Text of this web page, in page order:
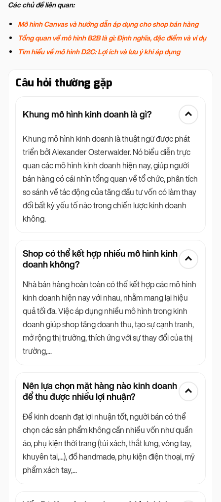
Các chủ đề liên quan:
Mô hình Canvas và hướng dẫn áp dụng cho shop bán hàng
Tổng quan về mô hình B2B là gì: Định nghĩa, đặc điểm và ví dụ
Tìm hiểu về mô hình D2C: Lợi ích và lưu ý khi áp dụng
Câu hỏi thường gặp
Khung mô hình kinh doanh là gì?
Khung mô hình kinh doanh là thuật ngữ được phát
triển bởi Alexander Osterwalder. Nó biểu diễn trực
quan các mô hình kinh doanh hiện nay, giúp người
bán hàng có cái nhìn tổng quan về tổ chức, phân tích
so sánh về tác động của tăng đầu tư vốn có làm thay
đổi bất kỳ yếu tố nào trong chiến lược kinh doanh
không.
Shop có thể kết hợp nhiều mô hình kinh
doanh không?
Nhà bán hàng hoàn toàn có thể kết hợp các mô hình
kinh doanh hiện nay với nhau, nhằm mang lại hiệu
quả tối đa. Việc áp dụng nhiều mô hình trong kinh
doanh giúp shop tăng doanh thu, tạo sự cạnh tranh,
mở rộng thị trường, thích ứng với sự thay đổi của thị
trường,...
Nên lựa chọn mặt hàng nào kinh doanh
để thu được nhiều lợi nhuận?
Để kinh doanh đạt lợi nhuận tốt, người bán có thể
chọn các sản phẩm không cần nhiều vốn như quần
áo, phụ kiện thời trang (túi xách, thắt lưng, vòng tay,
khuyên tai,...), đồ handmade, phụ kiện điện thoại, mỹ
phẩm xách tay,...